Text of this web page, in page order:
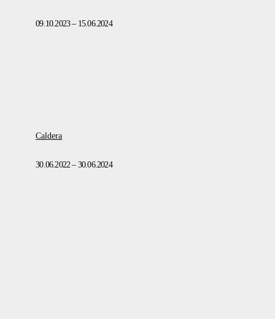
09.10.2023 – 15.06.2024
Caldera
30.06.2022 – 30.06.2024